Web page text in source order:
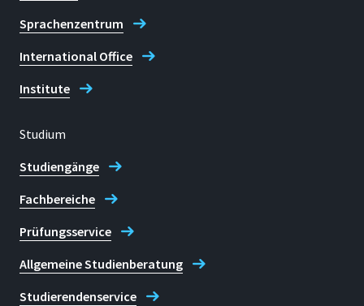
Sprachenzentrum
International Office
Institute
Studium
Studiengänge
Fachbereiche
Prüfungsservice
Allgemeine Studienberatung
Studierendenservice